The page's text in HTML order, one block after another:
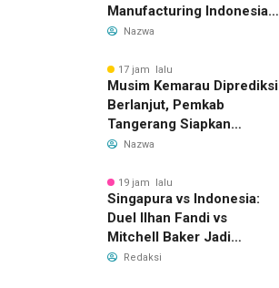
Manufacturing Indonesia
Ditahan, Polda Banten
Pengelolaan Limbah
Nazwa
17 jam lalu
Musim Kemarau Diprediksi
Berlanjut, Pemkab
Tangerang Siapkan
Langkah Antisipasi Krisis
Nazwa
19 jam lalu
Singapura vs Indonesia:
Duel Ilhan Fandi vs
Mitchell Baker Jadi
Sorotan di Piala AFF 2026
Redaksi